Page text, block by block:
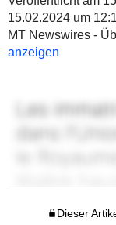
15.02.2024 um
MT Newswires -
anzeigen
Dieser